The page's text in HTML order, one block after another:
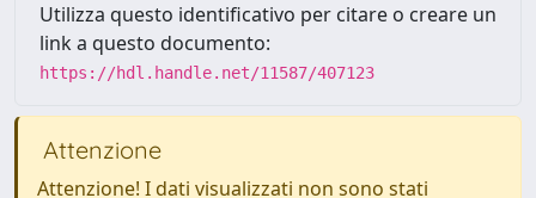
Utilizza questo identificativo per citare o creare un
link a questo documento:
https://hdl.handle.net/11587/407123
Attenzione
Attenzione! I dati visualizzati non sono stati